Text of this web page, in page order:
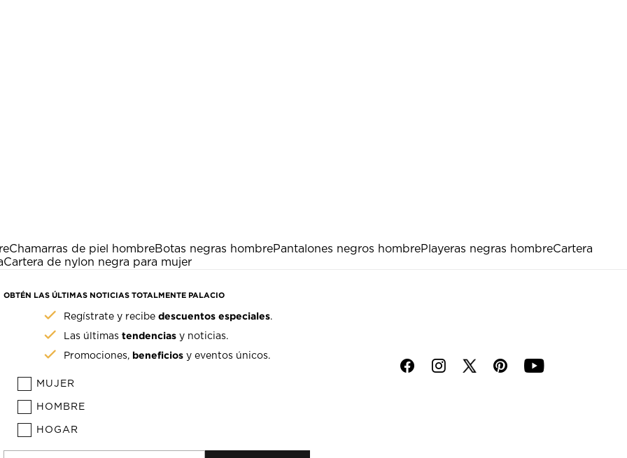
Chamarras de piel hombreBotas negras hombrePantalones negros hombrePlayeras negras hombreCartera
Cartera de nylon negra para mujer
OBTÉN LAS ÚLTIMAS NOTICIAS TOTALMENTE PALACIO
Regístrate y recibedescuentos especiales.
Las últimastendencias y noticias.
Promociones, beneficios y eventos únicos.
MUJER
HOMBRE
HOGAR
f i p y